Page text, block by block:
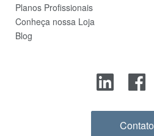
Planos Profissionais
Conheça nossa Loja
Blog
Contato